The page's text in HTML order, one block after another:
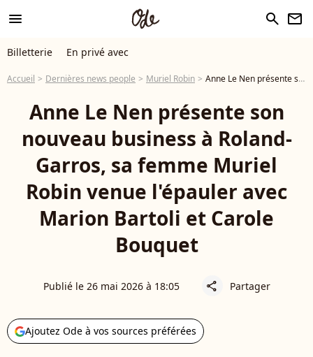
menu search newsletter
Billetterie En privé avec
Accueil Dernières news people Muriel Robin Anne Le Nen présente son nouveau business à Roland-Garros, sa femme Muriel Robin venue l'épauler avec Marion Bartoli et Carole Bouquet
Anne Le Nen présente son
nouveau business à Roland-
Garros, sa femme Muriel
Robin venue l'épauler avec
Marion Bartoli et Carole
Bouquet
Publié le 26 mai 2026 à 18:05 share Partager
Ajoutez Ode à vos sources préférées